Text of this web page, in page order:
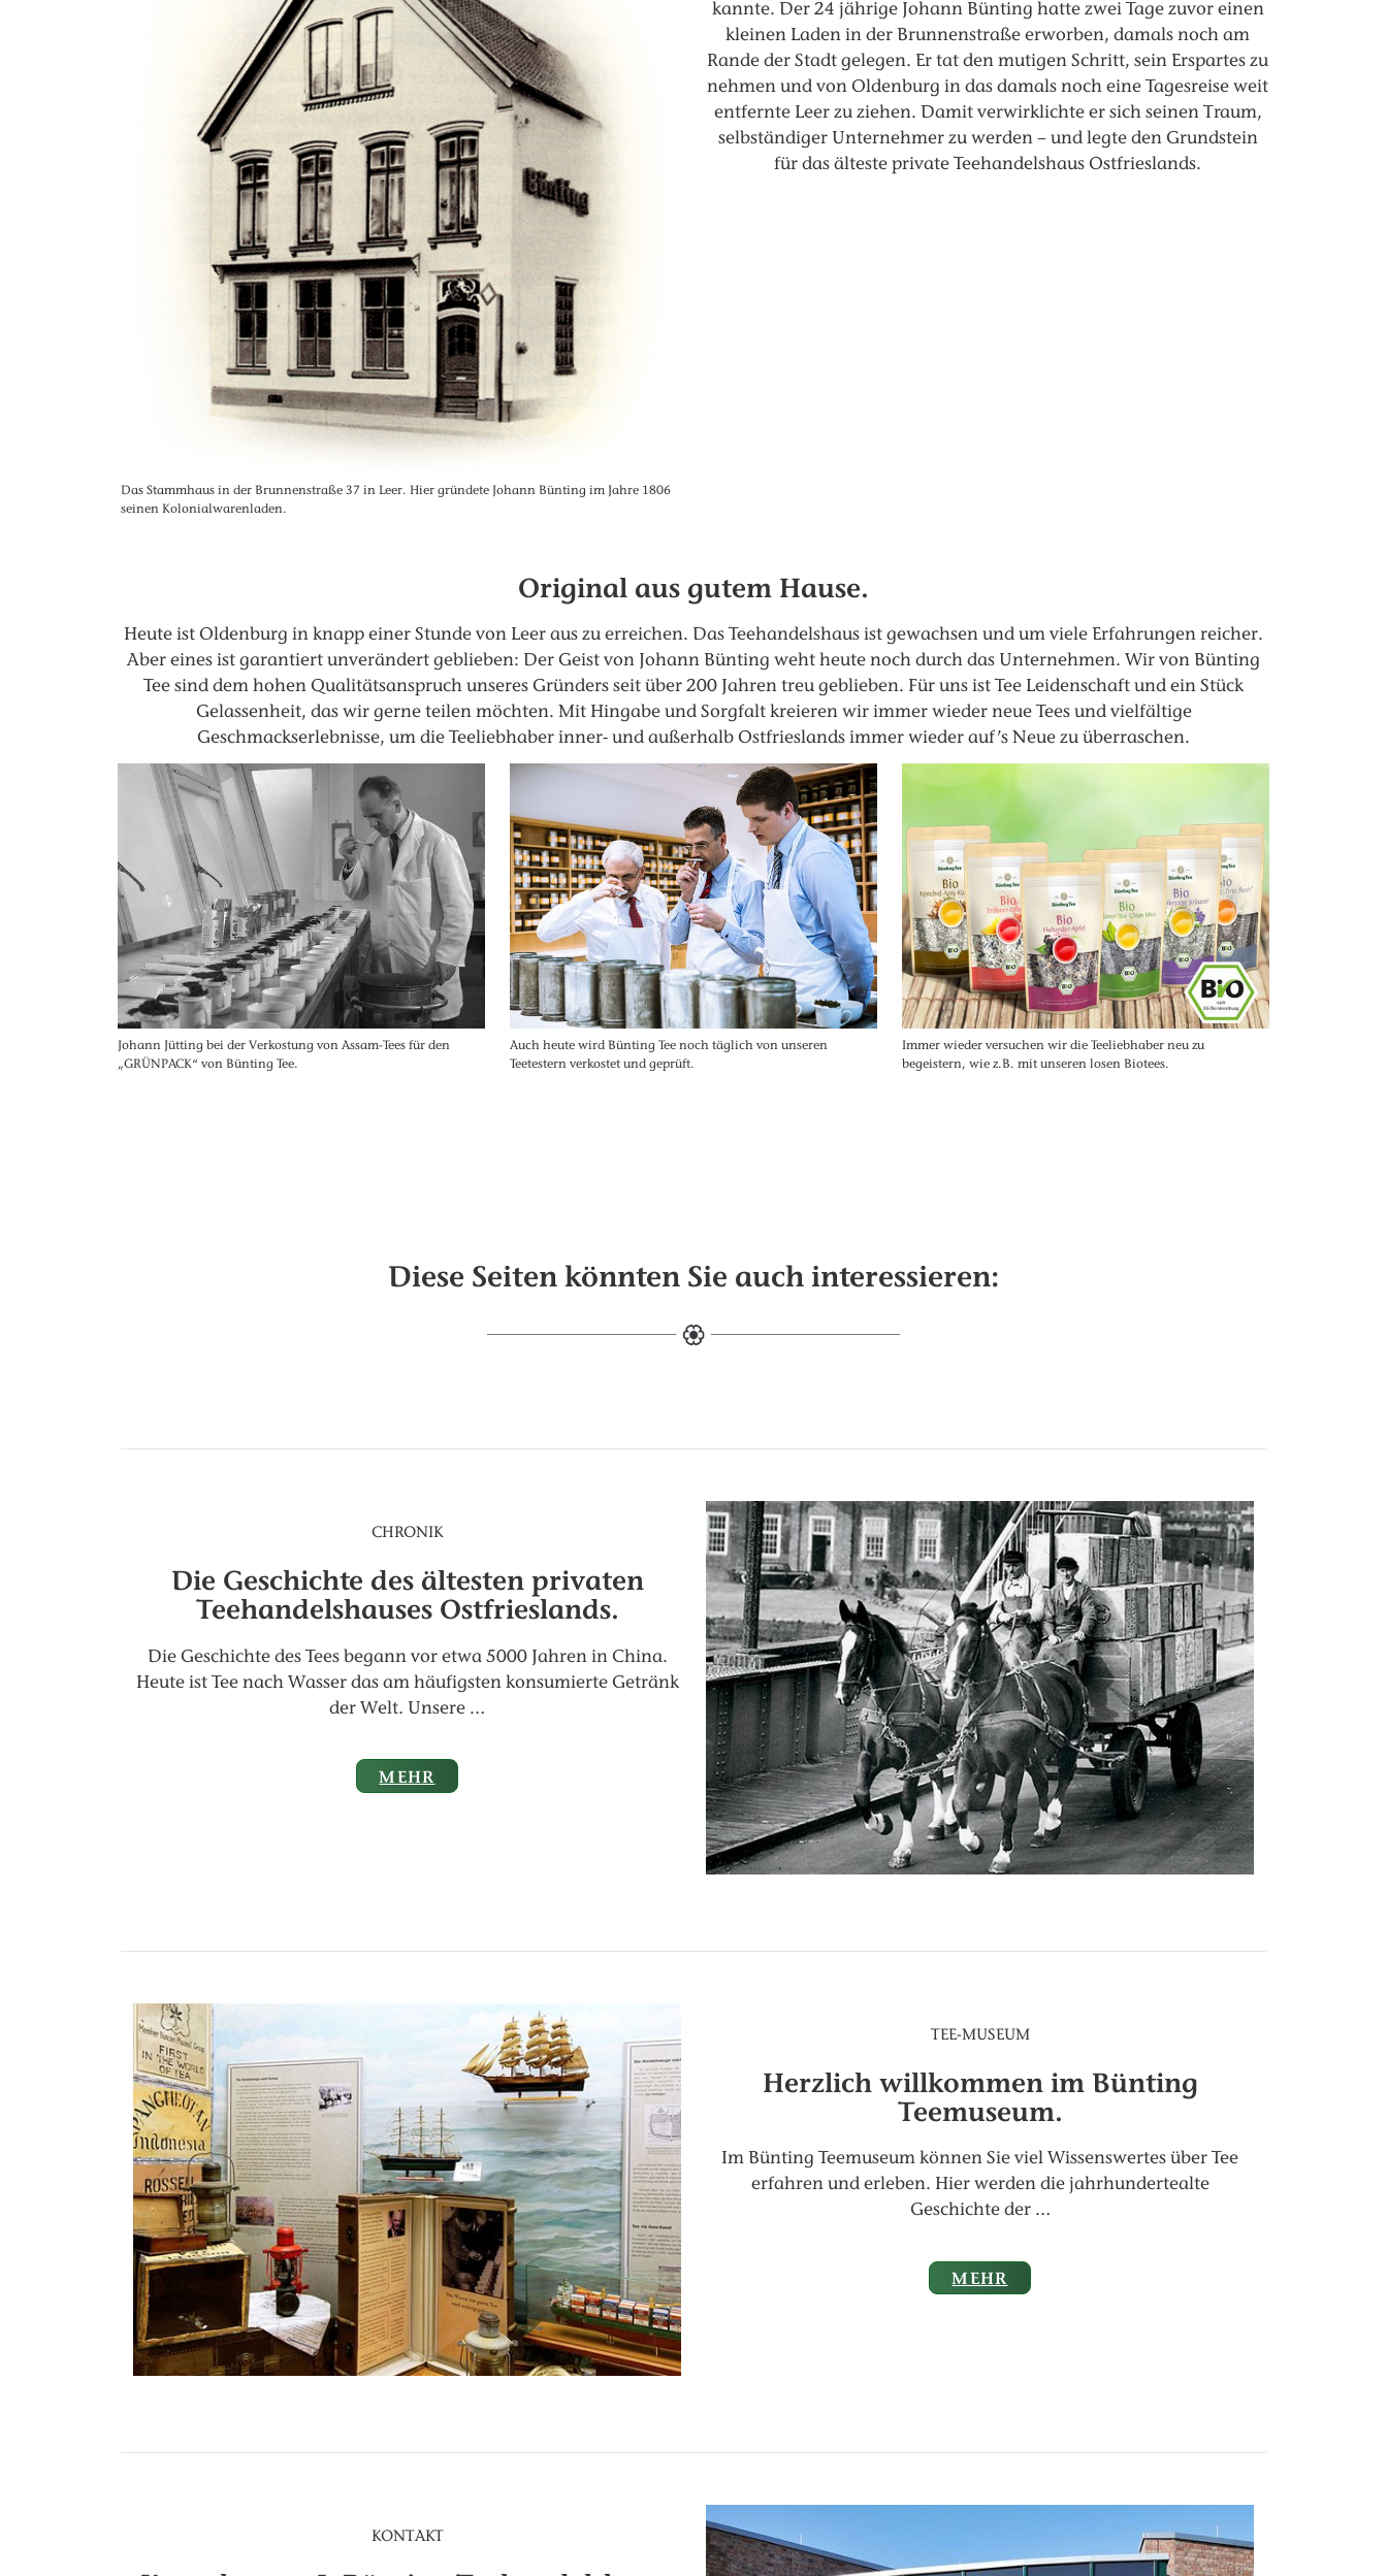
Das Stammhaus in der Brunnenstraße 37 in Leer. Hier gründete Johann Bünting im Jahre 1806
seinen Kolonialwarenladen.
kannte. Der 24 jährige Johann Bünting hatte zwei Tage zuvor einen
kleinen Laden in der Brunnenstraße erworben, damals noch am
Rande der Stadt gelegen. Er tat den mutigen Schritt, sein Erspartes zu
nehmen und von Oldenburg in das damals noch eine Tagesreise weit
entfernte Leer zu ziehen. Damit verwirklichte er sich seinen Traum,
selbständiger Unternehmer zu werden – und legte den Grundstein
für das älteste private Teehandelshaus Ostfrieslands.
Original aus gutem Hause.
Heute ist Oldenburg in knapp einer Stunde von Leer aus zu erreichen. Das Teehandelshaus ist gewachsen und um viele Erfahrungen reicher.
Aber eines ist garantiert unverändert geblieben: Der Geist von Johann Bünting weht heute noch durch das Unternehmen. Wir von Bünting
Tee sind dem hohen Qualitätsanspruch unseres Gründers seit über 200 Jahren treu geblieben. Für uns ist Tee Leidenschaft und ein Stück
Gelassenheit, das wir gerne teilen möchten. Mit Hingabe und Sorgfalt kreieren wir immer wieder neue Tees und vielfältige
Geschmackserlebnisse, um die Teeliebhaber inner- und außerhalb Ostfrieslands immer wieder auf’s Neue zu überraschen.
Johann Jütting bei der Verkostung von Assam-Tees für den
„GRÜNPACK“ von Bünting Tee.
Auch heute wird Bünting Tee noch täglich von unseren
Teetestern verkostet und geprüft.
Immer wieder versuchen wir die Teeliebhaber neu zu
begeistern, wie z.B. mit unseren losen Biotees.
Diese Seiten könnten Sie auch interessieren:
CHRONIK
Die Geschichte des ältesten privaten
Teehandelshauses Ostfrieslands.
Die Geschichte des Tees begann vor etwa 5000 Jahren in China.
Heute ist Tee nach Wasser das am häufigsten konsumierte Getränk
der Welt. Unsere …
MEHR
TEE-MUSEUM
Herzlich willkommen im Bünting
Teemuseum.
Im Bünting Teemuseum können Sie viel Wissenswertes über Tee
erfahren und erleben. Hier werden die jahrhundertealte
Geschichte der …
MEHR
KONTAKT